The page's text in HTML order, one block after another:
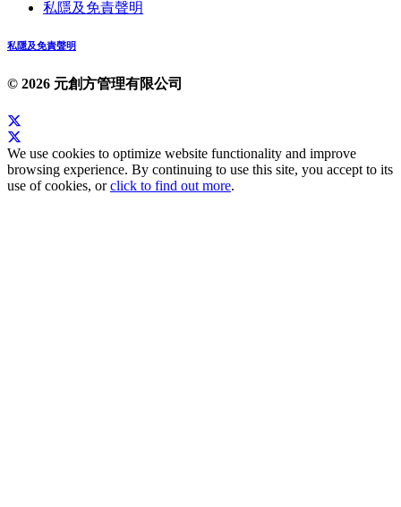
私隱及免責聲明
私隱及免責聲明
© 2026 元創方管理有限公司
We use cookies to optimize website functionality and improve
browsing experience. By continuing to use this site, you accept to its
use of cookies, orclick to find out more.